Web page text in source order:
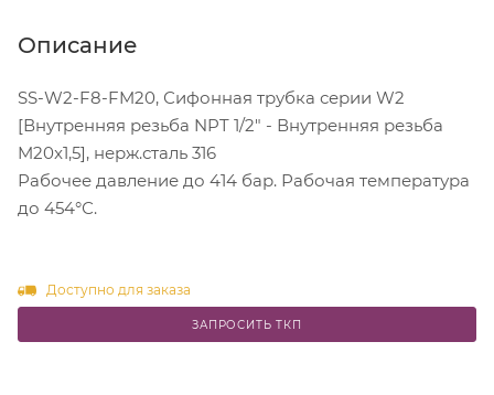
Описание
SS-W2-F8-FM20, Сифонная трубка серии W2
[Внутренняя резьба NPT 1/2" - Внутренняя резьба
M20x1,5], нерж.сталь 316
Рабочее давление до 414 бар. Рабочая температура
до 454°С.
Доступно для заказа
ЗАПРОСИТЬ ТКП